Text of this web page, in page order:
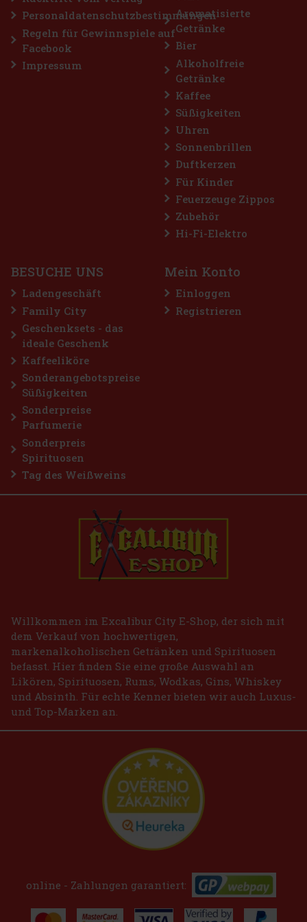
Nuxe Huile Prodigieuse Dry Oil ® Or Florale 50 ml
Nuxe Huile Prodigieuse® Or Florale ist ein kultiges Trockenöl, das
Luxus und natürliche Pflege vereint. Angereichert mit 7 wertvollen,
100% pflanzlichen Ölen und goldenen Perlenpartikeln, verleiht
Personaldatenschutzbestimmungen
Regeln für Gewinnspiele auf
Facebook
Impressum
Aromatisierte
Getränke
Bier
Alkoholfreie
Getränke
Kaffee
Süßigkeiten
Uhren
Sonnenbrillen
Duftkerzen
Für Kinder
Feuerzeuge Zippos
Zubehör
Hi-Fi-Elektro
BESUCHE UNS
Ladengeschäft
Family City
Geschenksets - das
ideale Geschenk
Kaffeeliköre
Sonderangebotspreise
Süßigkeiten
Sonderpreise
Parfumerie
Sonderpreis
Spirituosen
Tag des Weißweins
Mein Konto
Einloggen
Registrieren
Willkommen im Excalibur City E-Shop, der sich mit
dem Verkauf von hochwertigen,
markenalkoholischen Getränken und Spirituosen
befasst. Hier finden Sie eine große Auswahl an
Likören, Spirituosen, Rums, Wodkas, Gins, Whiskey
und Absinth. Für echte Kenner bieten wir auch Luxus-
und Top-Marken an.
online - Zahlungen garantiert: